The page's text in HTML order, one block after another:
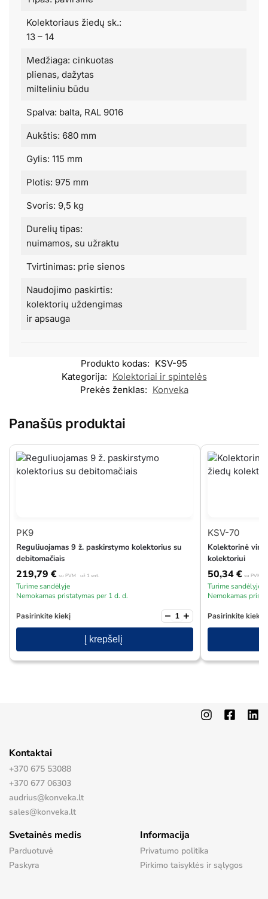
Kolektoriaus žiedų sk.:
13 – 14
Medžiaga: cinkuotas
plienas, dažytas
milteliniu būdu
Spalva: balta, RAL 9016
Aukštis: 680 mm
Gylis: 115 mm
Plotis: 975 mm
Svoris: 9,5 kg
Durelių tipas:
nuimamos, su užraktu
Tvirtinimas: prie sienos
Naudojimo paskirtis:
kolektorių uždengimas
ir apsauga
Produkto kodas: KSV-95
Kategorija: Kolektoriai ir spintelės
Prekės ženklas: Konveka
Panašūs produktai
PK9
Reguliuojamas 9 ž. paskirstymo kolektorius su
debitomačiais
219,79 € su PVM už 1 vnt.
Turime sandėlyje
Nemokamas pristatymas per 1 d. d.
Pasirinkite kiekį − +
Į krepšelį
KSV-70
Kolektorinė
kolektoriui
50,34€ su PVM
Turime sandėlyje
Nemokamas
Pasirinkite kiekį
Kontaktai
+370 675 53088
+370 677 06303
audrius@konveka.lt
sales@konveka.lt
Svetainės medis
Parduotuvė
Paskyra
Informacija
Privatumo politika
Pirkimo taisyklės ir sąlygos